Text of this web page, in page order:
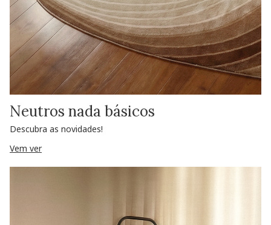
Neutros nada básicos
Descubra as novidades!
Vem ver